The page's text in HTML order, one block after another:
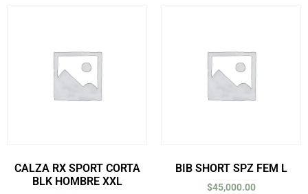
CALZA RX SPORT CORTA
BLK HOMBRE XXL
BIB SHORT SPZ FEM L
$45,000.00